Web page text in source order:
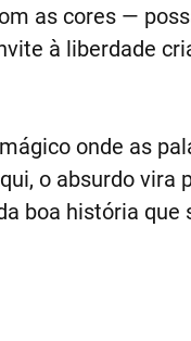
as cores —
à liberdade
onde as
o absurdo vira
boa história que